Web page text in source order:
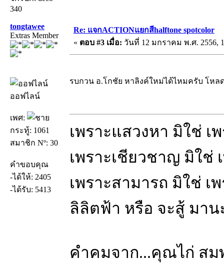
340
tongtawee
Extras Member
ออฟไลน์
เพศ:
กระทู้: 1061
สมาชิก Nº: 30
คำขอบคุณ
-ได้ให้: 2405
-ได้รับ: 5413
Re: แจกACTIONแยกสีhalftone spotcolor
« ตอบ #3 เมื่อ: วันที่ 12 มกราคม พ.ศ. 2556,
รบกวน อ.โกชัย หาลิงค์ใหม่ได้ไหมครับ โห
เพราะแสวงหา มิใช่ เ
เพราะเชียวชาญ มิใช่
เพราะสามารถ มิใช่ เ
ลิลิตฟ้า หรือ จะสู้ มา
คำคมจาก...คุณไก่ สม